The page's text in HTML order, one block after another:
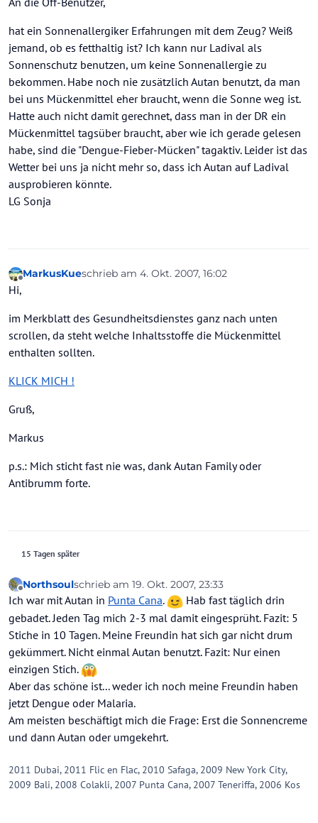
hat ein Sonnenallergiker Erfahrungen mit dem Zeug? Weiß
jemand, ob es fetthaltig ist? Ich kann nur Ladival als
Sonnenschutz benutzen, um keine Sonnenallergie zu
bekommen. Habe noch nie zusätzlich Autan benutzt, da man
bei uns Mückenmittel eher braucht, wenn die Sonne weg ist.
Hatte auch nicht damit gerechnet, dass man in der DR ein
Mückenmittel tagsüber braucht, aber wie ich gerade gelesen
habe, sind die "Dengue-Fieber-Mücken" tagaktiv. Leider ist das
Wetter bei uns ja nicht mehr so, dass ich Autan auf Ladival
ausprobieren könnte.
LG Sonja
Offline
MarkusKueschrieb am 4. Okt. 2007, 16:02
zuletzt editiert von
Hi,
im Merkblatt des Gesundheitsdienstes ganz nach unten
scrollen, da steht welche Inhaltsstoffe die Mückenmittel
enthalten sollten.
KLICK MICH !
Gruß,
Markus
p.s.: Mich sticht fast nie was, dank Autan Family oder
Antibrumm forte.
15 Tagen später
Northsoulschrieb am 19. Okt. 2007, 23:33
zuletzt editiert von
Ich war mit Autan in Punta Cana.
Hab fast täglich drin
gebadet. Jeden Tag mich 2-3 mal damit eingesprüht. Fazit: 5
Stiche in 10 Tagen. Meine Freundin hat sich gar nicht drum
gekümmert. Nicht einmal Autan benutzt. Fazit: Nur einen
einzigen Stich.
Aber das schöne ist... weder ich noch meine Freundin haben
jetzt Dengue oder Malaria.
Am meisten beschäftigt mich die Frage: Erst die Sonnencreme
und dann Autan oder umgekehrt.
2011 Dubai, 2011 Flic en Flac, 2010 Safaga, 2009 New York City,
2009 Bali, 2008 Colakli, 2007 Punta Cana, 2007 Teneriffa, 2006 Kos